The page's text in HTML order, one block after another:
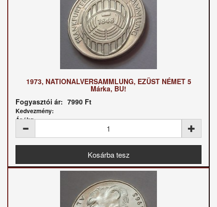
1973, NATIONALVERSAMMLUNG, EZÜST NÉMET 5
Márka, BU!
Fogyasztói ár: 7990 Ft
Kedvezmény:
Ár / kg: